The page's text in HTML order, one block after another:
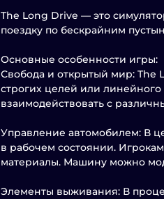
The Long Drive — это
поездку по бескрайним
Основные особенности игры:
Свобода и открытый мир: The
строгих целей или
взаимодействовать с
Управление автомобилем: В
в рабочем состоянии.
материалы. Машину можно
Элементы выживания: В